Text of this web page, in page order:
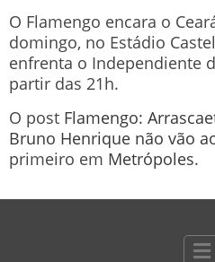
O Flamengo encara o
domingo, no Estádio
enfrenta o Independiente
partir das 21h.
O post Flamengo:
Bruno Henrique não vão
primeiro em Metrópoles.